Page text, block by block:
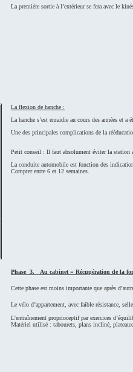
La première sortie à l’extérieur se fera avec le
La flexion de hanche :
La hanche s’est enraidie au cours des années et
Une des principales complications de la
Petit conseil : Il faut absolument éviter la station
La conduite automobile est fonction des
Compter entre 6 et 12 semaines.
Phase 3. Au cabinet = Récupération de la
Cette phase est moins importante que après
Le vélo d’appartement, avec faible résistance,
L’entraînement proprioceptif par exercices
Matériel utilisé : tabourets, plans incliné, plateaux